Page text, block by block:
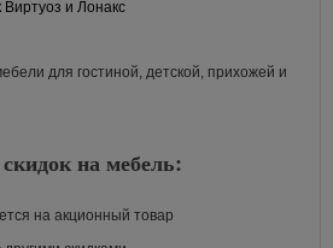
и Лонакс
для гостиной, детской, прихожей и
на мебель:
на акционный товар